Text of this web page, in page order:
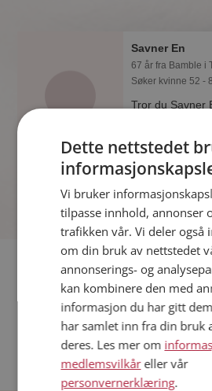
Savner En
67 år fra Bamble i
Søker kvinne 52 -
Tror du Savner
spennende
Fler single
Flere singlemenn fra Bamble:
Kvinner fra Bamble
Date kvinner i Norge
Date menn i Norge
Dette nettstedet
Vi bruker
tilpasse innhold, annonser
trafikken vår. Vi deler også
om din bruk av nettstedet
annonserings- og
kan kombinere den med
informasjon du har gitt
har samlet inn fra din bruk
deres. Les mer om
medlemsvilkåreller vår
personvernerklæring.